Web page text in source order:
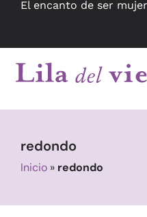
El encanto de ser mujer
redondo
Inicio » redondo